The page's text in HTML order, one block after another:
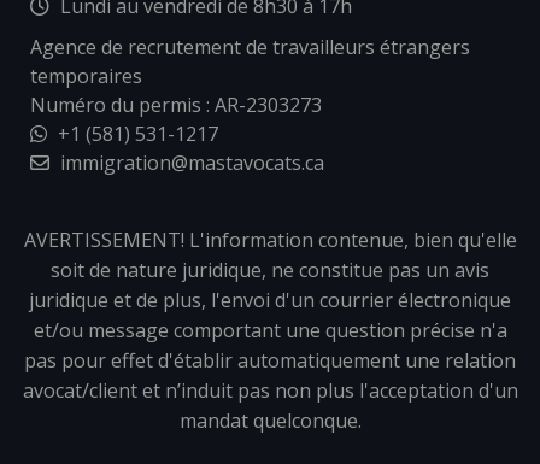
Lundi au vendredi de 8h30 à 17h
Agence de recrutement de travailleurs étrangers
temporaires
Numéro du permis : AR-2303273
+1 (581) 531-1217
immigration@mastavocats.ca
AVERTISSEMENT! L'information contenue, bien qu'elle
soit de nature juridique, ne constitue pas un avis
juridique et de plus, l'envoi d'un courrier électronique
et/ou message comportant une question précise n'a
pas pour effet d'établir automatiquement une relation
avocat/client et n’induit pas non plus l'acceptation d'un
mandat quelconque.